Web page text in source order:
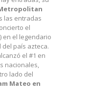
las entradas
el
en el legendario
país azteca.
el #1 en
nacionales,
lado del
Mateo en